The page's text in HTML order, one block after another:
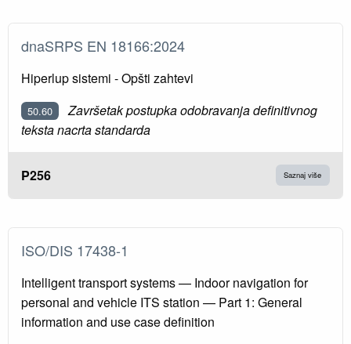
dnaSRPS EN 18166:2024
Hiperlup sistemi - Opšti zahtevi
50.60
Završetak postupka odobravanja definitivnog
teksta nacrta standarda
P256 Saznaj više
ISO/DIS 17438-1
Intelligent transport systems — Indoor navigation for
personal and vehicle ITS station — Part 1: General
information and use case definition